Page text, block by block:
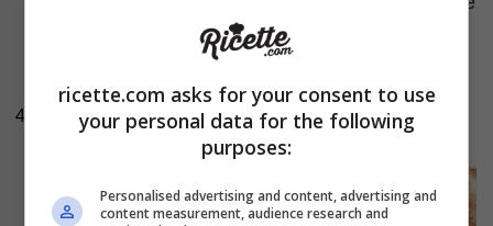
4
tagliate grossolanamente
mescolando con una spatola. Oliate e
spolverizzate con del cacao una teglia
rettangolare di circa 20x30cm.
ricette.com asks for your consent to use
your personal data for the following
purposes:
Personalised advertising and content, advertising and
content measurement, audience research and